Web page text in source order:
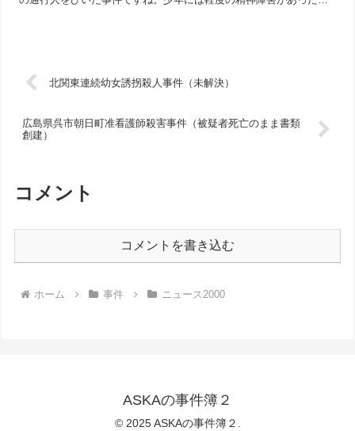
北関東連続幼女誘拐殺人事件（未解決）
広島県呉市朝日町准看護師殺害事件（被疑者死亡のまま書類
創建）
コメント
コメントを書き込む
ホーム 事件 ニュース2000
ASKAの事件簿２
© 2025 ASKAの事件簿２.